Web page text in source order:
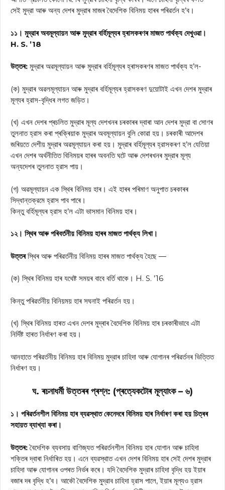
সেই মুদ্রা আৰু অন্য দেশৰ মুদ্রাৰ মাজৰ বৈদেশিক বিনিময় হাৰৰ পৰিৱৰ্তন হ’ব।
১১। মুদ্রাৰ অবমূল্যায়ন আৰু মুদ্রাৰ বৰ্হিমূল্যৰ হ্ৰাসকৰণৰ মাজত পার্থক্য দেখুওৱা।
H. S. ’18
উত্তৰ: মুদ্রাৰ অৱমূল্যায়ন আৰু মুদ্রাৰ বৰ্হিমূল্যৰ হ্ৰাসকৰণৰ মাজত পাৰ্থক্য হ’ল-
(ক) মুদ্রাৰ অৱলমূল্যায়ন আৰু মুদ্রাৰ বর্হিমূল্যৰ হ্রাসকৰণ দুয়োটাই এখন দেশৰ মুদ্রাৰ
মূল্যৰ হ্রাস-বৃদ্ধিৰ লগত জড়িত।
(খ) এখন দেশৰ প্ৰচলিত মুদ্রাৰ মূল্য দেশখনৰ চৰকাৰৰ দ্বাৰা আন দেশৰ মুদ্রা বা সোণৰ
তুলনাত হ্রাস কৰা প্ৰক্ৰিয়াক মুদ্রাৰ অবমূল্যায়ন বুলি কোৱা হয়। চৰকাৰী আদেশৰ
জৰিয়তে দেশীয় মুদ্রাৰ অৱমূল্যায়ন কৰা হয়। মুদ্রাৰ বর্হিমূল্যৰ হ্রাসকৰণ হ’ল যেতিয়া
এখন দেশৰ অর্থনীতিত বিনিময়ৰ হাৰৰ অবনতি ঘটে আৰু দেশৰখনৰ মুদ্রাৰ মূল্য
অন্যদেশৰ তুলনাত হ্রাস পায়।
(গ) অৱমূল্যায়ন এক স্থিৰ বিনিময় হাৰ। এই হাৰৰ পৰিমাণ অনুপাত চৰকাৰৰ
সিদ্ধান্তক্রমে হ্রাস পাব পাৰে।
কিন্তু বর্হিমূল্যৰ হ্রাস হ’ল এটা ভাসমান বিনিময় হাৰ।
১২। স্থিৰ আৰু পৰিবৰ্তনীয় বিনিময় হাৰৰ মাজত পাৰ্থক্য লিখা।
উত্তৰস্থিৰ আৰু পৰিৱৰ্তনীয় বিনিময় হাৰৰ মাজত পার্থক্য হৈছে —
(ক) স্থিৰ বিনিময় হাৰ যথেষ্ট সময়ৰ বাবে বর্তি থাকে। H. S. ’16
কিন্তু পৰিৱৰ্তনীয় বিনিয়ময় হাৰ সঘনাই পৰিৱৰ্তন হয়।
(খ) স্থিৰ বিনিময় হাৰত এখন দেশৰ মুদ্ৰাৰ বৈদেশিক বিনিময় হাৰ চৰকাৰীভাবে এটা
নির্দিষ্ট হাৰত নির্ধাৰণ কৰা হয়।
আনহাতে পৰিৱৰ্তনীয় বিনিময় হাৰ বিনিময় মুদ্রাৰ চাহিদা আৰু যোগানৰ পৰিৱৰ্তনৰ ভিত্তিত
নির্ধাৰণ হয়।
ঘ. ৰচনাধৰ্মী উত্তৰৰ প্ৰশ্ন: (প্ৰত্যেকটোৰ মূল্যাংক – ৬)
১। পৰিৱৰ্তনশীল বিনিময় হাৰ ব্যৱস্থাত কেনেদৰে বিনিময় হাৰ নিৰ্ধাৰণ কৰা হয় চিত্ৰৰ
সহায়ত ব্যাখ্যা কৰা।
উত্তৰ:বৈদেশিক ব্যবসায় বাণিজ্যত পৰিৱৰ্তনশীল বিনিময় হাৰ যোগান আৰু চাহিদা
শক্তিৰ দ্বাৰা নির্ধাৰিত হয়। এনে ব্যৱস্থাত এখন দেশৰ বিনিময় হাৰ সেই দেশৰ মুদ্রাৰ
চাহিদা আৰু যোগানৰ ওপৰত নিৰ্ভৰ কৰে। যদি বৈদেশিক মুদ্রাৰ চাহিদা বৃদ্ধি হয় ইয়াৰ
বজাৰ দৰ বৃদ্ধি হ’ব। আকৌ বৈদেশিক মুদ্রাব চাহিদা হ্রাস পালে, ইয়াৰ মূল্যও হ্রাস